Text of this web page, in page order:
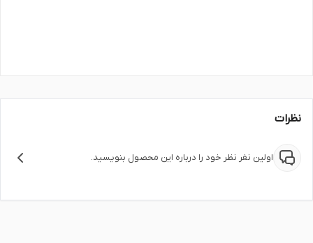
نظرات
اولین نفر نظر خود را درباره این محصول بنویسید.